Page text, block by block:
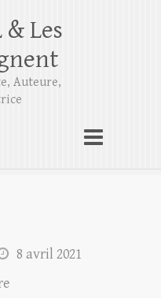
& Les
Auteure,
8 avril 2021